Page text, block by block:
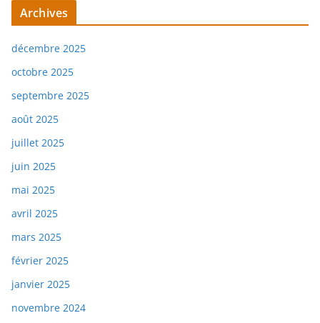
Archives
décembre 2025
octobre 2025
septembre 2025
août 2025
juillet 2025
juin 2025
mai 2025
avril 2025
mars 2025
février 2025
janvier 2025
novembre 2024